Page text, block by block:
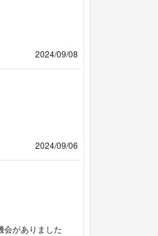
2024/09/08
2024/09/06
がありました